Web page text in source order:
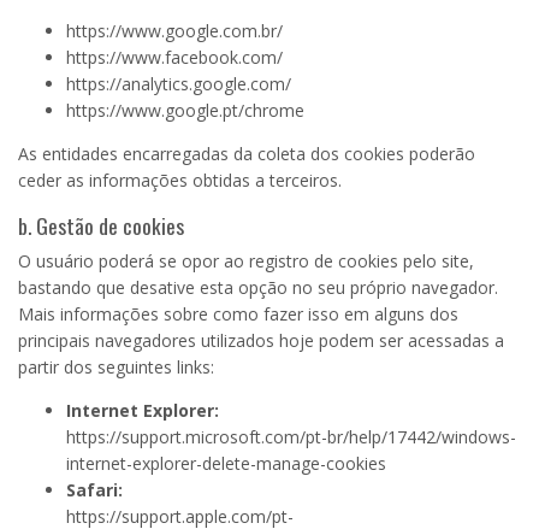
https://www.google.com.br/
https://www.facebook.com/
https://analytics.google.com/
https://www.google.pt/chrome
As entidades encarregadas da coleta dos cookies poderão
ceder as informações obtidas a terceiros.
b. Gestão de cookies
O usuário poderá se opor ao registro de cookies pelo site,
bastando que desative esta opção no seu próprio navegador.
Mais informações sobre como fazer isso em alguns dos
principais navegadores utilizados hoje podem ser acessadas a
partir dos seguintes links:
Internet Explorer:
https://support.microsoft.com/pt-br/help/17442/windows-
internet-explorer-delete-manage-cookies
Safari:
https://support.apple.com/pt-